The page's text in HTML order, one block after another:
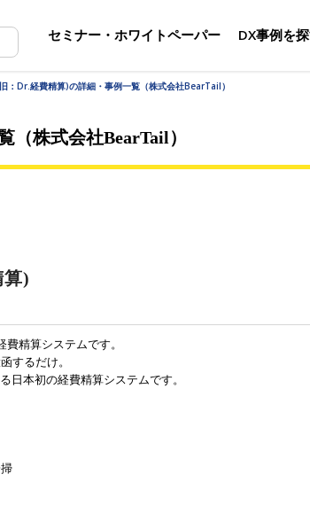
セミナー・ホワイトペーパー DX事例を
：Dr.経費精算)の詳細・事例一覧（株式会社BearTail）
（株式会社BearTail）
)
精算システムです。
するだけ。
日本初の経費精算システムです。